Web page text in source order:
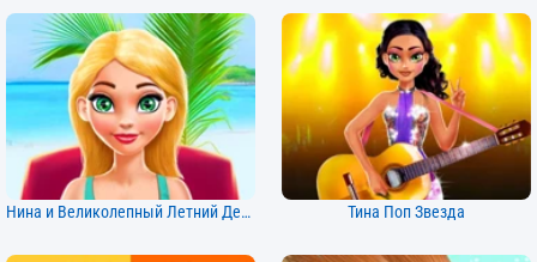
Нина и Великолепный Летний День Тина Поп Звезда